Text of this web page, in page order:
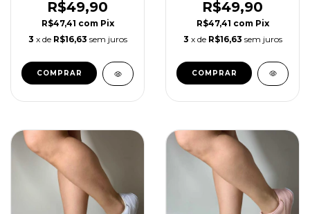
R$49,90
R$47,41 com Pix
3 x de R$16,63 sem juros
COMPRAR
R$49,90
R$47,41 com Pix
3 x de R$16,63 sem juros
COMPRAR